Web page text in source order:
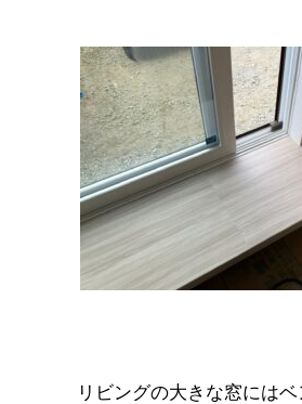
リビングの大きな窓にはベ